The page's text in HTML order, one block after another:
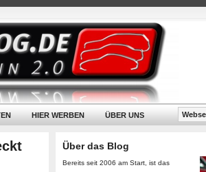
HIER WERBEN ÜBER UNS
Über das Blog
Bereits seit 2006 am Start, ist das